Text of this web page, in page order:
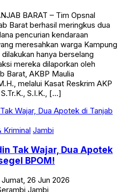
BARAT – Tim Opsnal
Barat berhasil meringkus dua
pencurian kendaraan
meresahkan warga Kampung
hanya berselang
mereka dilaporkan oleh
Barat, AKBP Maulia
melalui Kasat Reskrim AKP
S.I.K., […]
Kriminal Jambi
Tak Wajar, Dua Apotek
BPOM!
Jumat, 26 Jun 2026
Jambi